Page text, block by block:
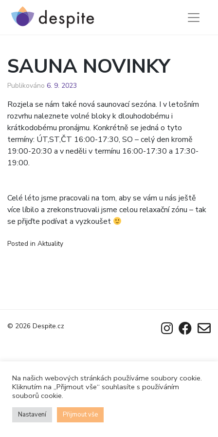
content
SAUNA NOVINKY
Publikováno 6. 9. 2023
Rozjela se nám také nová saunovací sezóna. I v letošním
rozvrhu naleznete volné bloky k dlouhodobému i
krátkodobému pronájmu. Konkrétně se jedná o tyto
termíny: ÚT,ST,ČT 16:00-17:30, SO – celý den kromě
19:00-20:30 a v neděli v termínu 16:00-17:30 a 17:30-
19:00.
Celé léto jsme pracovali na tom, aby se vám u nás ještě
více líbilo a zrekonstruovali jsme celou relaxační zónu – tak
se přijďte podívat a vyzkoušet
Posted in Aktuality
© 2026 Despite.cz
Na našich webových stránkách používáme soubory cookie.
Kliknutím na „Přijmout vše“ souhlasíte s používáním
souborů cookie.
Nastavení Přijmout vše